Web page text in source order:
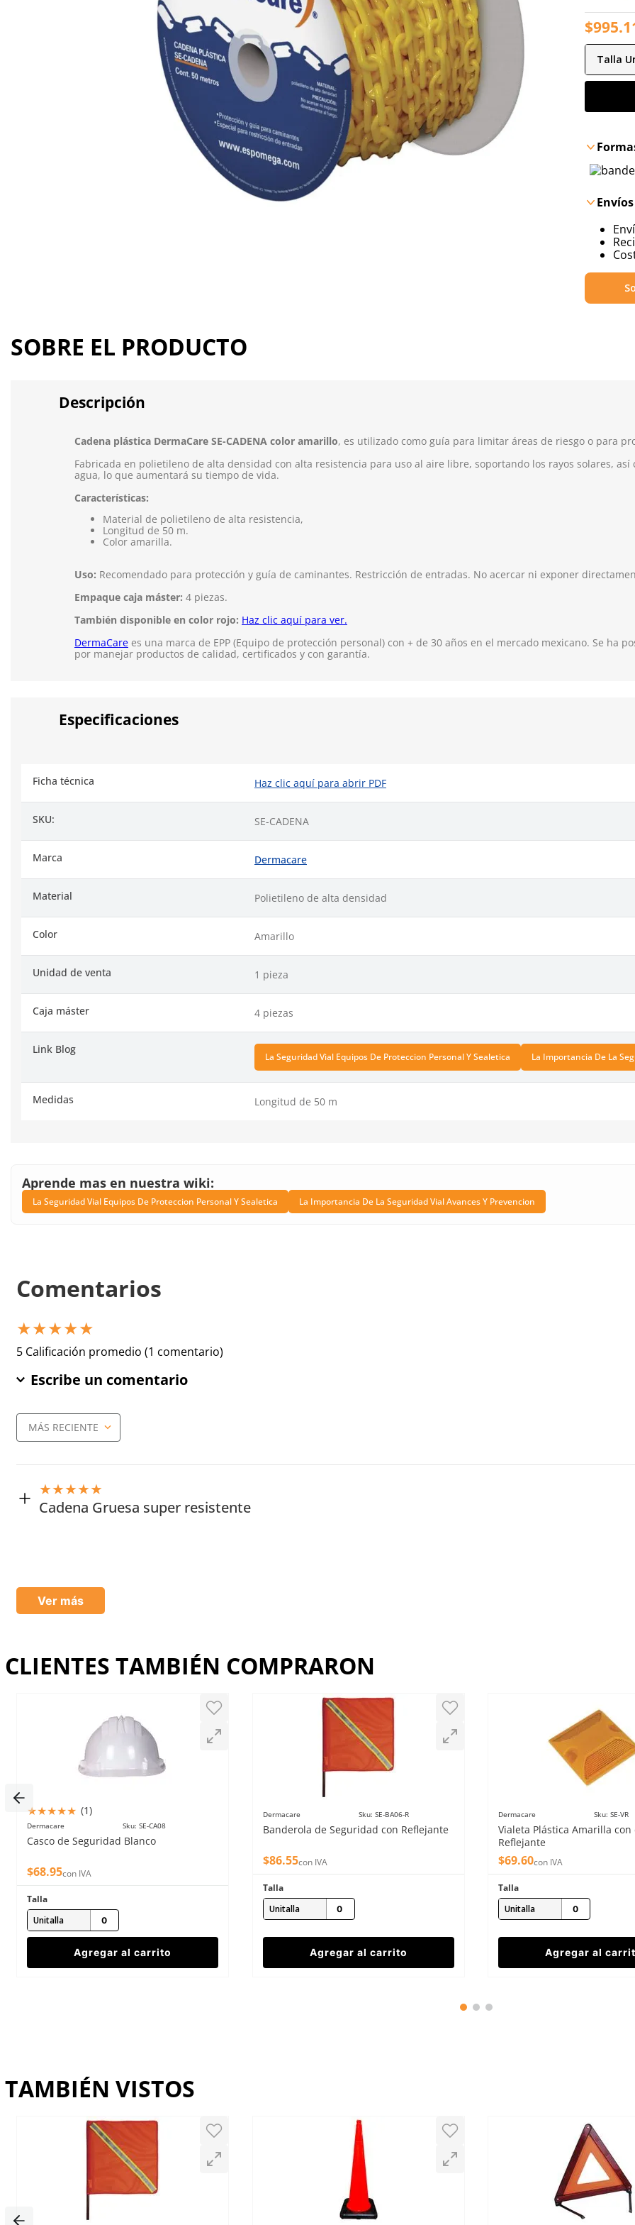
$995.
Talla
SOBRE EL PRODUCTO
Descripción
Cadena plástica DermaCare SE-CADENA color amarillo, es utilizado como guía para limitar áreas de riesgo o para
Fabricada en polietileno de alta densidad con alta resistencia para uso al aire libre, soportando los rayos solares, así
agua, lo que aumentará su tiempo de vida.
Características:
Material de polietileno de alta resistencia,
Longitud de 50 m.
Color amarilla.
Uso: Recomendado para protección y guía de caminantes. Restricción de entradas. No acercar ni exponer
Empaque caja máster: 4 piezas.
También disponible en color rojo: Haz clic aquí para ver.
DermaCare es una marca de EPP (Equipo de protección personal) con + de 30 años en el mercado mexicano. Se ha
por manejar productos de calidad, certificados y con garantía.
Especificaciones
Ficha técnica Haz clic aquí para abrir PDF
SKU: SE-CADENA
Marca Dermacare
Material Polietileno de alta densidad
Color Amarillo
Unidad de venta 1 pieza
Caja máster 4 piezas
Link Blog
La Seguridad Vial Equipos De Proteccion Personal Y Sealetica La Importancia De La
Medidas Longitud de 50 m
Aprende mas en nuestra wiki:
La Seguridad Vial Equipos De Proteccion Personal Y Sealetica La Importancia De La Seguridad Vial Avances Y Prevencion
Comentarios
★★★★★
5 Calificación promedio (1 comentario)
Escribe un comentario
Agregar comentario
Título
MÁS RECIENTE
★★★★★
Cadena Gruesa super resistente
Ver más
CLIENTES TAMBIÉN COMPRARON
★★★★★ (1)
Dermacare Sku: SE-CA08
Casco de Seguridad Blanco
$68.95con IVA
Talla
Unitalla
Agregar al carrito
Dermacare Sku: SE-BA06-R
Banderola de Seguridad con Reflejante
$86.55con IVA
Talla
Unitalla
Agregar al carrito
Dermacare Sku: SE-VR
Vialeta Plástica Amarilla
Reflejante
$69.60con IVA
Talla
Unitalla
Agregar al
TAMBIÉN VISTOS